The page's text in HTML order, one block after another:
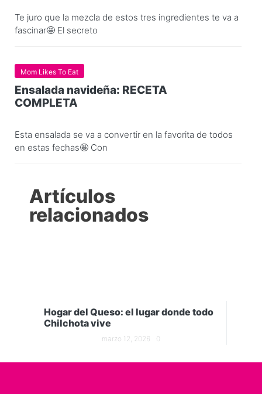
Te juro que la mezcla de estos tres ingredientes te va a
fascinar🤩 El secreto
Mom Likes To Eat
Ensalada navideña: RECETA
COMPLETA
Esta ensalada se va a convertir en la favorita de todos
en estas fechas🤩 Con
Artículos
relacionados
Hogar del Queso: el lugar donde todo
Chilchota vive
marzo 12, 2026 0